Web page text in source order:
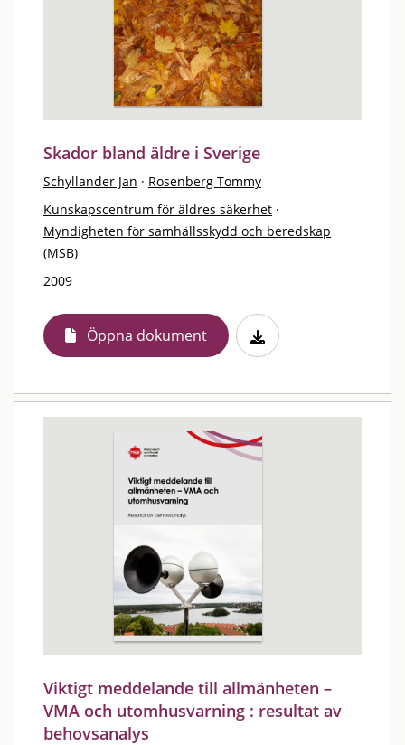
Skador bland äldre i Sverige
Schyllander Jan · Rosenberg Tommy
Kunskapscentrum för äldres säkerhet ·
Myndigheten för samhällsskydd och beredskap
(MSB)
2009
Öppna dokument
Viktigt meddelande till allmänheten –
VMA och utomhusvarning : resultat av
behovsanalys